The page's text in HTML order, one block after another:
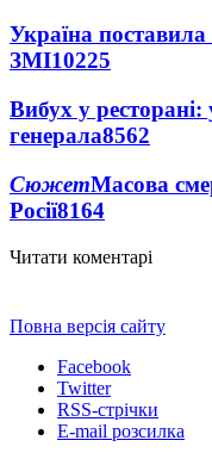
Україна
ЗМІ10225
Вибух у
генерала8562
СюжетМасова
Росії8164
Читати коментарі
Повна версія сайту
Facebook
Twitter
RSS-стрічки
E-mail розсилка